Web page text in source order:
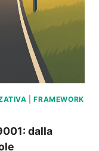
|FRAMEWORK
dalla